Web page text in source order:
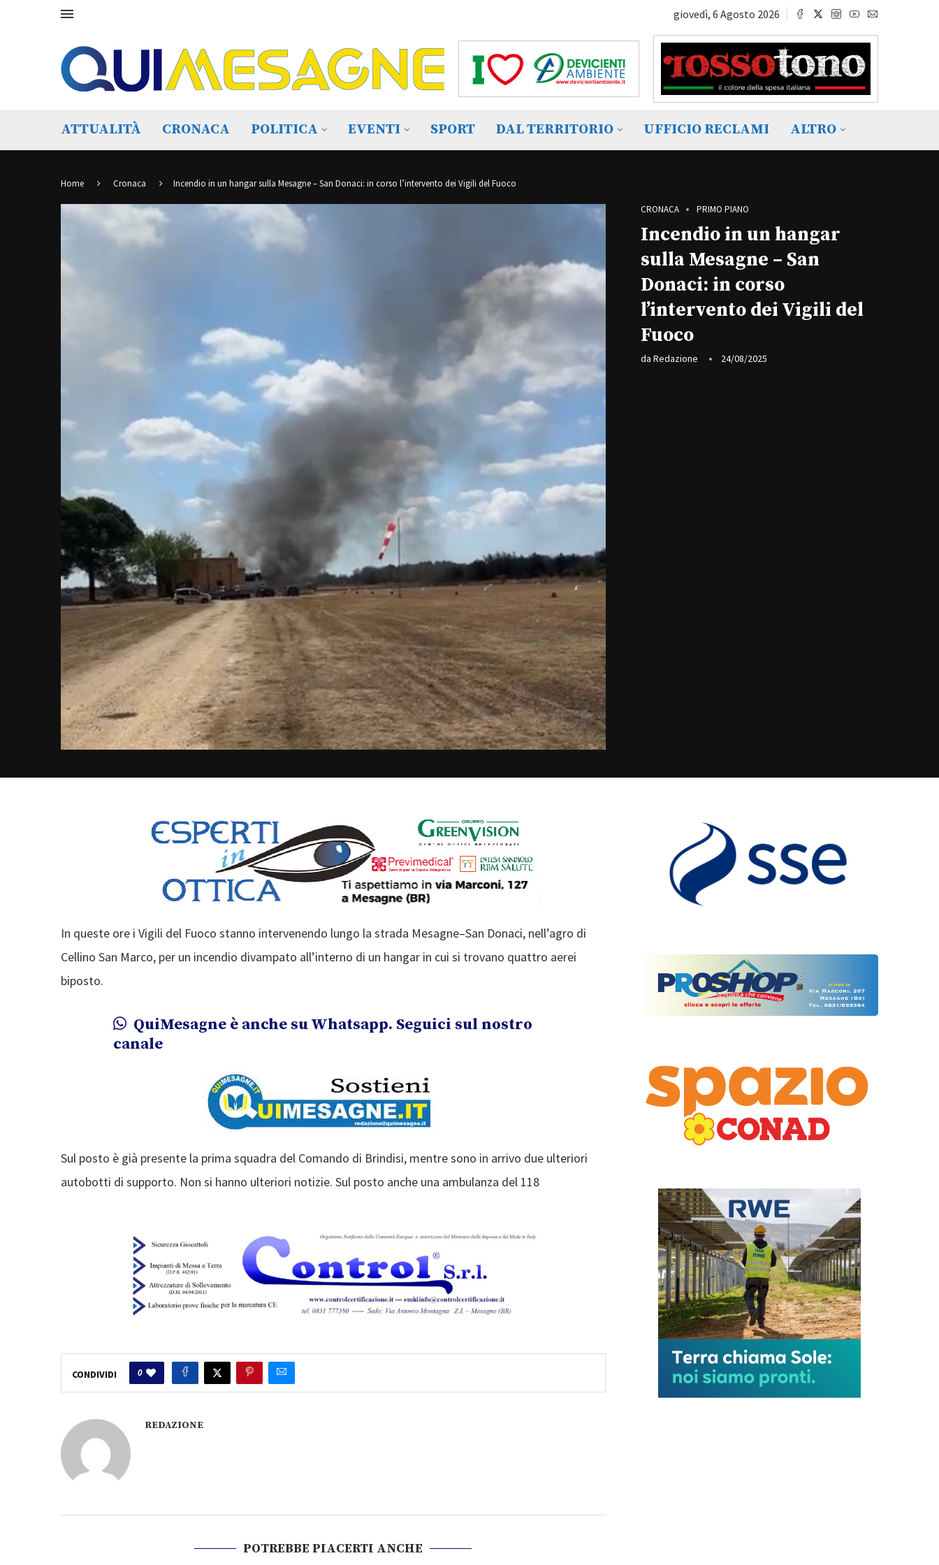
giovedì, 6 Agosto 2026
ATTUALITÀ CRONACA POLITICA EVENTI SPORT DAL TERRITORIO UFFICIO RECLAMI ALTRO
Home Cronaca Incendio in un hangar sulla Mesagne – San Donaci: in corso l’intervento dei Vigili del Fuoco
CRONACA PRIMO PIANO
Incendio in un hangar
sulla Mesagne – San
Donaci: in corso
l’intervento dei Vigili del
Fuoco
da Redazione 24/08/2025
In queste ore i Vigili del Fuoco stanno intervenendo lungo la strada Mesagne–San Donaci, nell’agro di
Cellino San Marco, per un incendio divampato all’interno di un hangar in cui si trovano quattro aerei
biposto.
QuiMesagne è anche su Whatsapp. Seguici sul nostro
canale
Sul posto è già presente la prima squadra del Comando di Brindisi, mentre sono in arrivo due ulteriori
autobotti di supporto. Non si hanno ulteriori notizie. Sul posto anche una ambulanza del 118
CONDIVIDI 0
REDAZIONE
POTREBBE PIACERTI ANCHE